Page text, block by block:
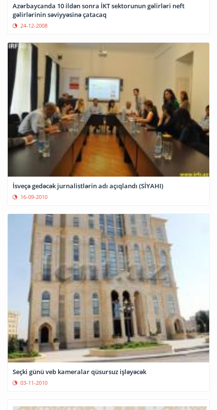
Azərbaycanda 10 ildən sonra İKT sektorunun gəlirləri neft
gəlirlərinin səviyyəsinə çatacaq
24-12-2008
İsveçə gedəcək jurnalistlərin adı açıqlandı (SİYAHI)
16-09-2010
Seçki günü veb kameralar qüsursuz işləyəcək
03-11-2010